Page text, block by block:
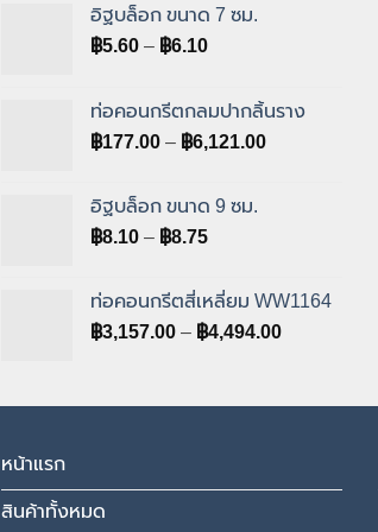
อิฐบล็อก ขนาด 7 ซม.
฿5.60 – ฿6.10Price
through
฿6.10
ท่อคอนกรีตกลมปากลิ้นราง
฿177.00 – ฿6,121.00Price
อิฐบล็อก ขนาด 9 ซม.
฿8.10 – ฿8.75Price
฿8.10
through
฿8.75
ท่อคอนกรีตสี่เหลี่ยม WW1164
฿3,157.00 – ฿4,494.00Price
through
หน้าแรก
สินค้าทั้งหมด